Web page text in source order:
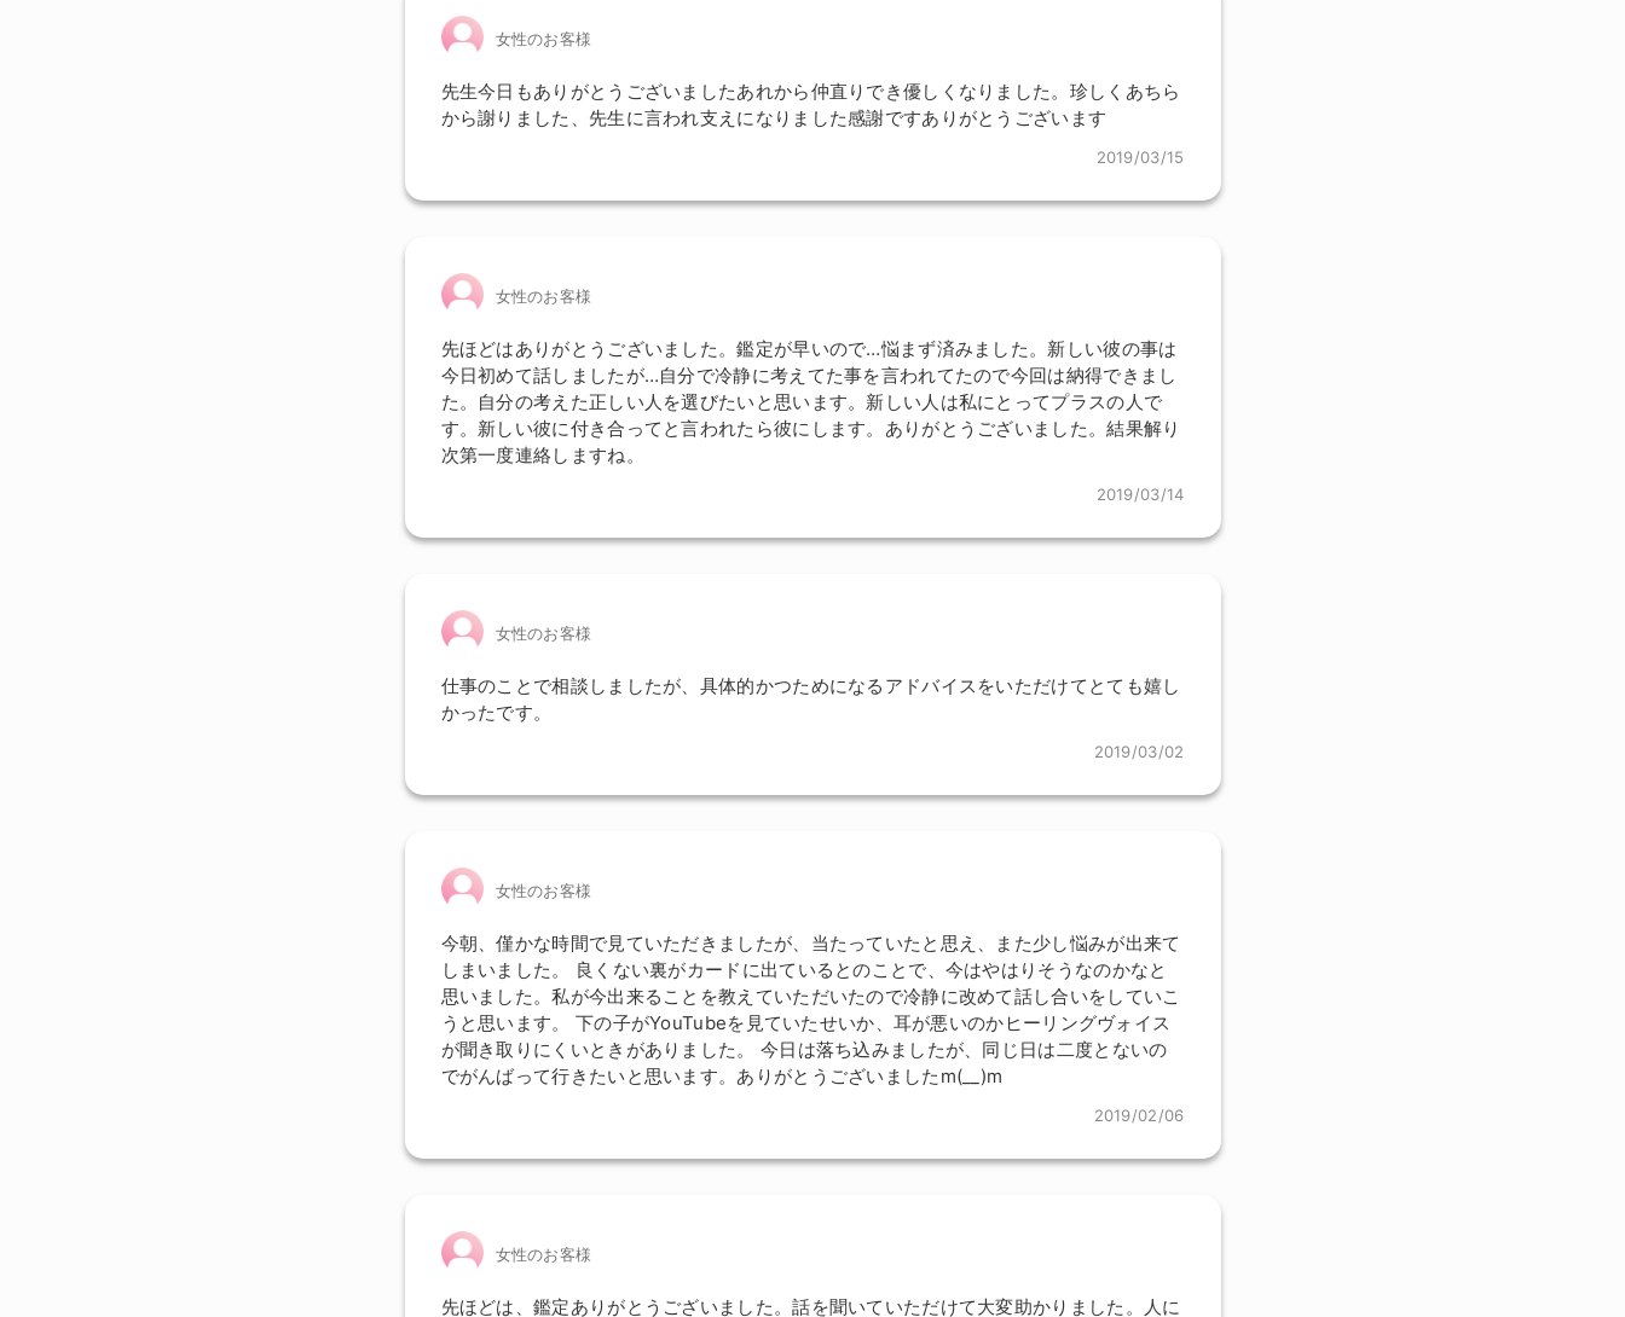
女性のお客様
先生今日もありがとうございましたあれから仲直りでき優しくなりました。珍しくあちら
から謝りました、先生に言われ支えになりました感謝ですありがとうございます
2019/03/15
女性のお客様
先ほどはありがとうございました。鑑定が早いので…悩まず済みました。新しい彼の事は
今日初めて話しましたが…自分で冷静に考えてた事を言われてたので今回は納得できまし
た。自分の考えた正しい人を選びたいと思います。新しい人は私にとってプラスの人で
す。新しい彼に付き合ってと言われたら彼にします。ありがとうございました。結果解り
次第一度連絡しますね。
2019/03/14
女性のお客様
仕事のことで相談しましたが、具体的かつためになるアドバイスをいただけてとても嬉し
かったです。
2019/03/02
女性のお客様
今朝、僅かな時間で見ていただきましたが、当たっていたと思え、また少し悩みが出来て
しまいました。 良くない裏がカードに出ているとのことで、今はやはりそうなのかなと
思いました。私が今出来ることを教えていただいたので冷静に改めて話し合いをしていこ
うと思います。 下の子がYouTubeを見ていたせいか、耳が悪いのかヒーリングヴォイス
が聞き取りにくいときがありました。 今日は落ち込みましたが、同じ日は二度とないの
でがんばって行きたいと思います。ありがとうございましたm(__)m
2019/02/06
女性のお客様
先ほどは、鑑定ありがとうございました。話を聞いていただけて大変助かりました。人に